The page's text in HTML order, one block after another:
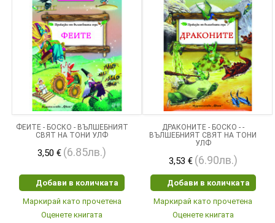
ФЕИТЕ - БОСКО - ВЪЛШЕБНИЯТ
СВЯТ НА ТОНИ УЛФ
3,50 € (6.85лв.)
Добави в количката
Маркирай като прочетена
Оценете книгата
ДРАКОНИТЕ - БОСКО - ­
ВЪЛШЕБНИЯТ СВЯТ НА ТОНИ
УЛФ
3,53 € (6.90лв.)
Добави в количката
Маркирай като прочетена
Оценете книгата